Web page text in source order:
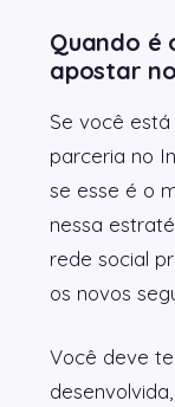
Quando é
apostar
Se você
parceria no
se esse é o
nessa
rede social
os novos
Você deve
desenvolvida,